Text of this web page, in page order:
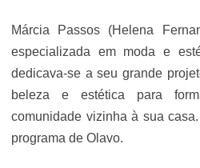
Márcia Passos (Helena
especializada em moda e
dedicava-se a seu grande
beleza e estética para
comunidade vizinha à sua
programa de Olavo.